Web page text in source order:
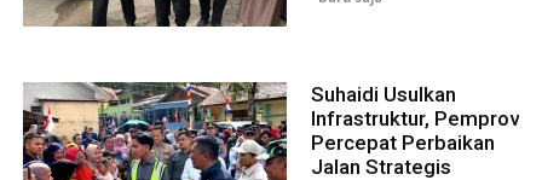
Suhaidi Usulkan
Infrastruktur, Pemprov
Percepat Perbaikan
Jalan Strategis